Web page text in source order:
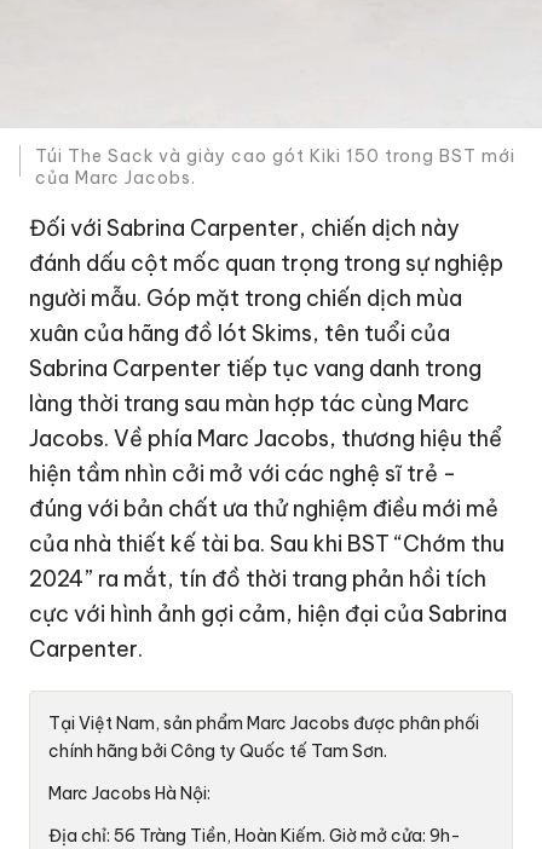
Túi The Sack và giày cao gót Kiki 150 trong BST mới
của Marc Jacobs.
Đối với Sabrina Carpenter, chiến dịch này
đánh dấu cột mốc quan trọng trong sự nghiệp
người mẫu. Góp mặt trong chiến dịch mùa
xuân của hãng đồ lót Skims, tên tuổi của
Sabrina Carpenter tiếp tục vang danh trong
làng thời trang sau màn hợp tác cùng Marc
Jacobs. Về phía Marc Jacobs, thương hiệu thể
hiện tầm nhìn cởi mở với các nghệ sĩ trẻ -
đúng với bản chất ưa thử nghiệm điều mới mẻ
của nhà thiết kế tài ba. Sau khi BST “Chớm thu
2024” ra mắt, tín đồ thời trang phản hồi tích
cực với hình ảnh gợi cảm, hiện đại của Sabrina
Carpenter.
Tại Việt Nam, sản phẩm Marc Jacobs được phân phối
chính hãng bởi Công ty Quốc tế Tam Sơn.
Marc Jacobs Hà Nội:
Địa chỉ: 56 Tràng Tiền, Hoàn Kiếm. Giờ mở cửa: 9h-